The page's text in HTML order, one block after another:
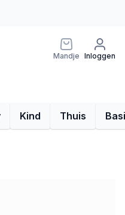
Mandje Inloggen
Kind Thuis